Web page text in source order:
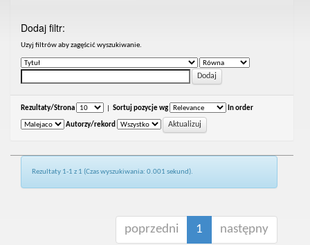
Dodaj filtr:
Uzyj filtrów aby zagęścić wyszukiwanie.
Rezultaty/Strona Sortuj pozycje wg In order
Autorzy/rekord
Rezultaty 1-1 z 1 (Czas wyszukiwania: 0.001 sekund).
poprzedni 1 następny